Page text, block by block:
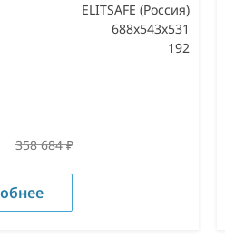
ELITSAFE (Россия)
688x543x531
192
358 684₽